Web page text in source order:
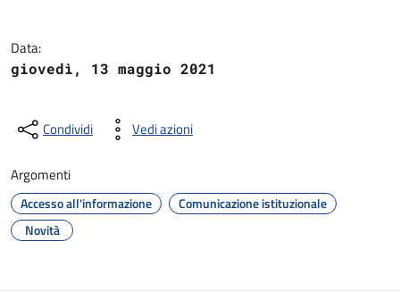
Data:
giovedì, 13 maggio 2021
Condividi Vedi azioni
Argomenti
Accesso all'informazione
Comunicazione istituzionale
Novità